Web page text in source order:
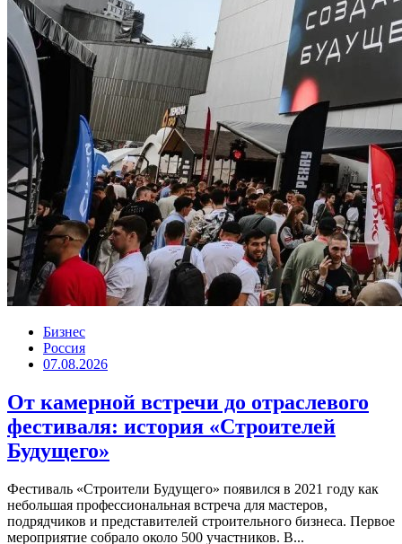
Бизнес
Россия
07.08.2026
От камерной встречи до отраслевого
фестиваля: история «Строителей
Будущего»
Фестиваль «Строители Будущего» появился в 2021 году как
небольшая профессиональная встреча для мастеров,
подрядчиков и представителей строительного бизнеса. Первое
мероприятие собрало около 500 участников. В...